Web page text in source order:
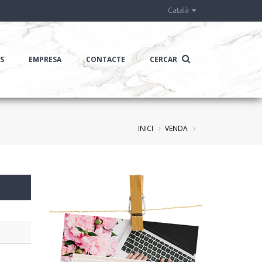
Català
EMPRESA CONTACTE CERCAR
INICI VENDA